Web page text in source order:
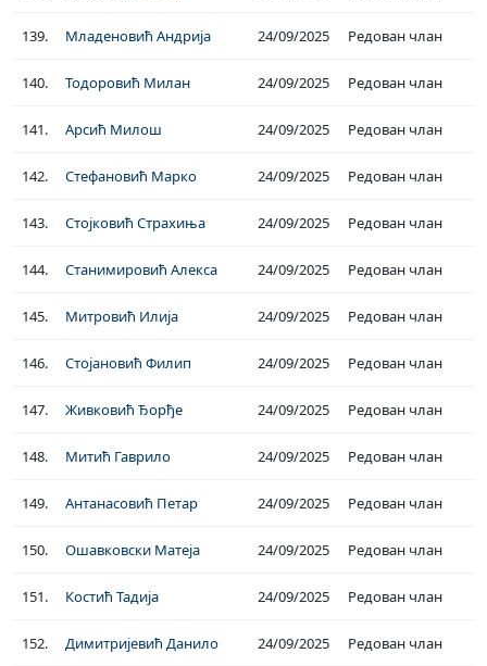
139. Младеновић Андрија 24/09/2025 Редован члан
140. Тодоровић Милан 24/09/2025 Редован члан
141. Арсић Милош 24/09/2025 Редован члан
142. Стефановић Марко 24/09/2025 Редован члан
143. Стојковић Страхиња 24/09/2025 Редован члан
144. Станимировић Алекса 24/09/2025 Редован члан
145. Митровић Илија 24/09/2025 Редован члан
146. Стојановић Филип 24/09/2025 Редован члан
147. Живковић Ђорђе 24/09/2025 Редован члан
148. Митић Гаврило 24/09/2025 Редован члан
149. Антанасовић Петар 24/09/2025 Редован члан
150. Ошавковски Матеја 24/09/2025 Редован члан
151. Костић Тадија 24/09/2025 Редован члан
152. Димитријевић Данило 24/09/2025 Редован члан